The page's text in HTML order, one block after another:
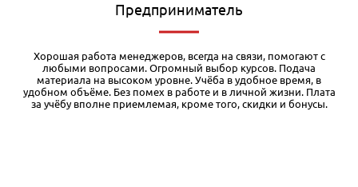
Редактор
Я обучался в различных дистанционных учебных заведениях, и
есть с чем сравнивать. Во-первых, у Международной академии
бизнеса очень качественные и основательные учебные
материалы. Кроме того, при регистрации на курс дается
бесплатный доступ к первому модулю, чего я вообще нигде не